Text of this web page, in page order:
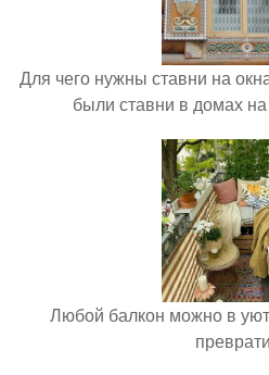
Для чего нужны ставни на
были ставни в домах
Любой балкон можно в